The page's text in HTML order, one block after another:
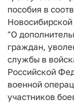
пособия в
"О
граждан,
службы в
Российской
военной
участников